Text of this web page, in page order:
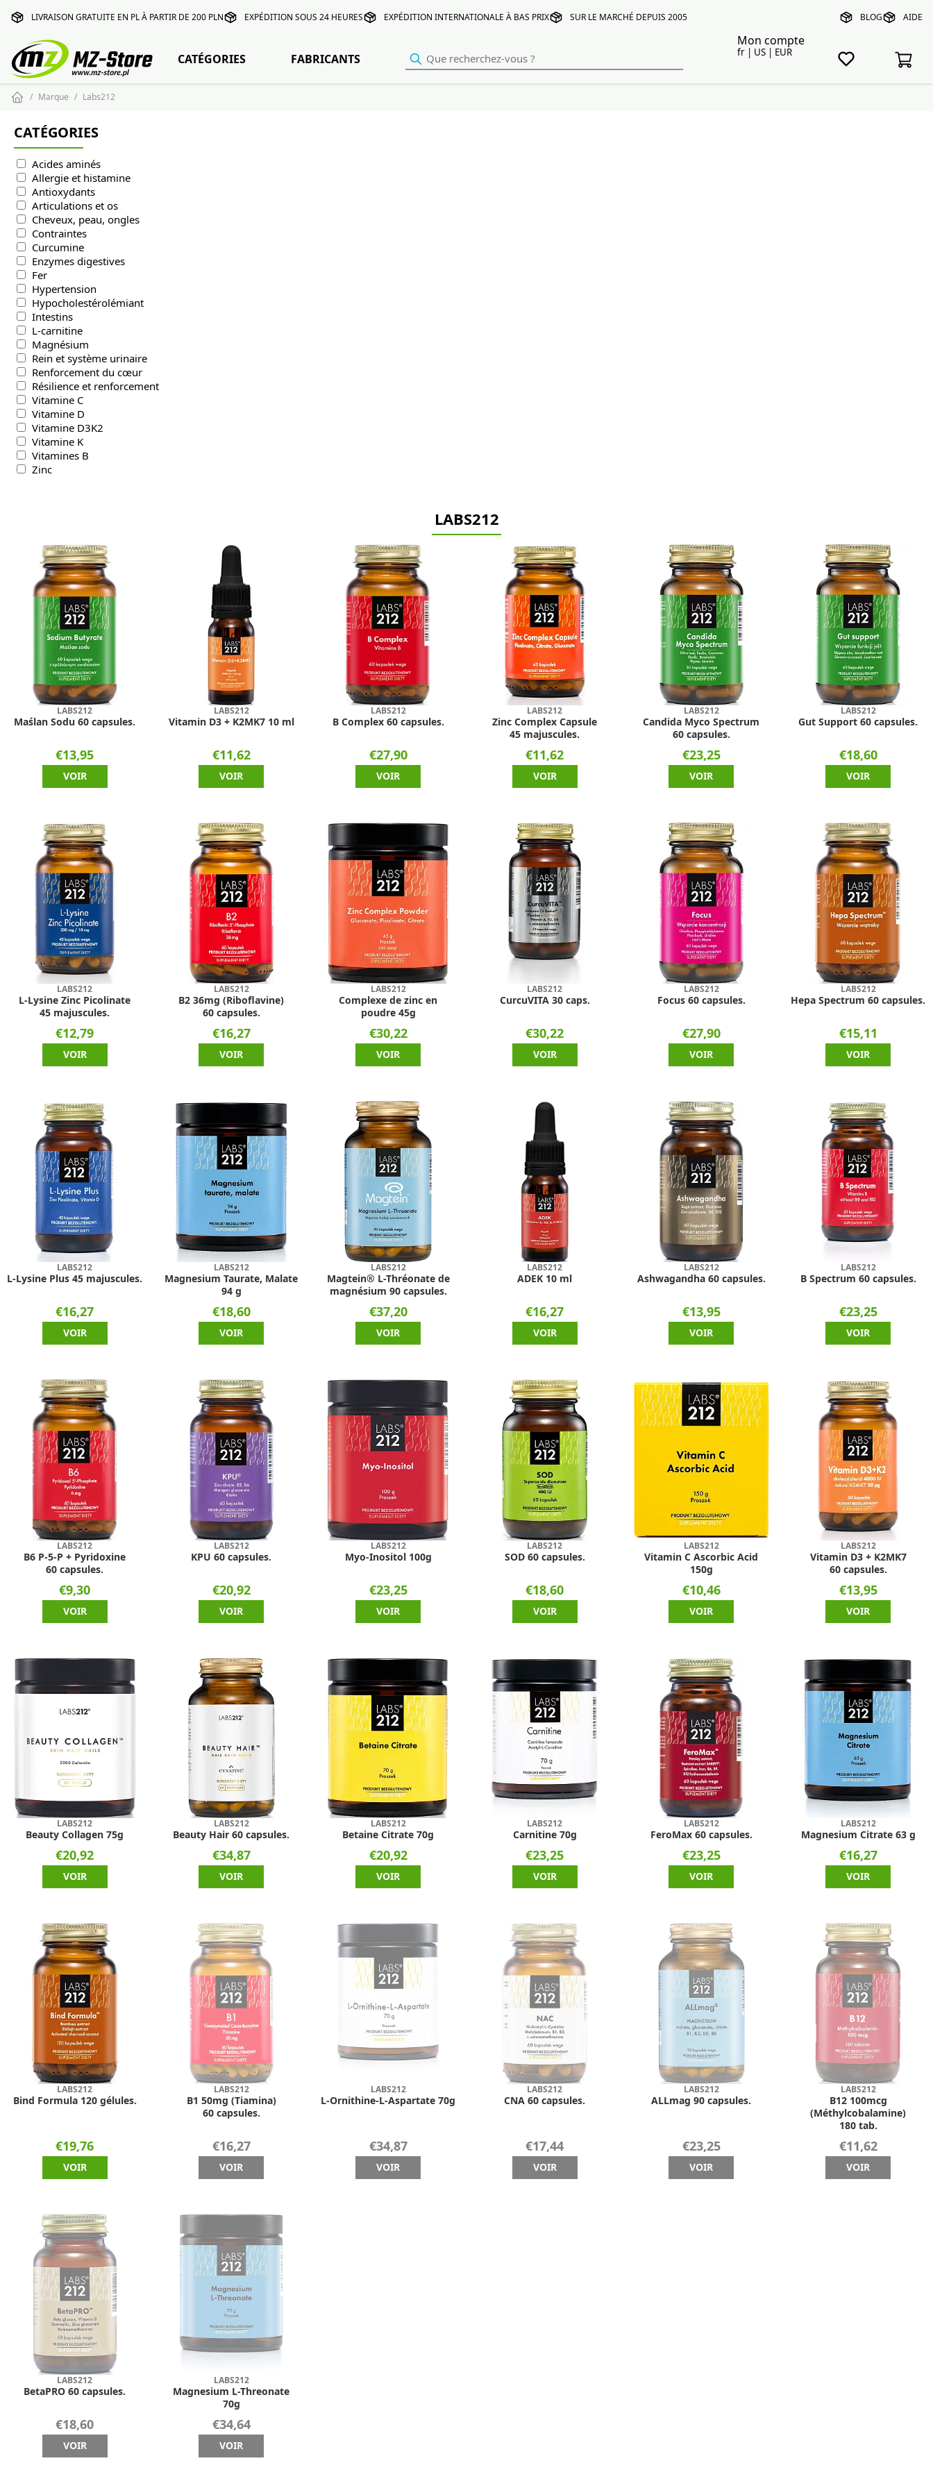
LIVRAISON GRATUITE EN PL À PARTIR DE 200 PLN EXPÉDITION SOUS 24 HEURES EXPÉDITION INTERNATIONALE À BAS PRIX SUR LE MARCHÉ DEPUIS 2005 BLOG AIDE
Mon compte
fr | US | EUR
CATÉGORIES FABRICANTS
Marque Labs212
CATÉGORIES
Acides aminés
Allergie et histamine
Antioxydants
Articulations et os
Cheveux, peau, ongles
Contraintes
Curcumine
Enzymes digestives
Fer
Hypertension
Hypocholestérolémiant
Intestins
L-carnitine
Magnésium
Rein et système urinaire
Renforcement du cœur
Résilience et renforcement
Vitamine C
Vitamine D
Vitamine D3K2
Vitamine K
Vitamines B
Zinc
LABS212
LABS212
Maślan Sodu 60 capsules.
€13,95
VOIR
LABS212
Vitamin D3 + K2MK7 10 ml
€11,62
VOIR
LABS212
B Complex 60 capsules.
€27,90
VOIR
LABS212
Zinc Complex Capsule
45 majuscules.
€11,62
VOIR
LABS212
Candida Myco Spectrum
60 capsules.
€23,25
VOIR
LABS212
Gut Support 60 capsules.
€18,60
VOIR
LABS212
L-Lysine Zinc Picolinate
45 majuscules.
€12,79
VOIR
LABS212
B2 36mg (Riboflavine)
60 capsules.
€16,27
VOIR
LABS212
Complexe de zinc en
poudre 45g
€30,22
VOIR
LABS212
CurcuVITA 30 caps.
€30,22
VOIR
LABS212
Focus 60 capsules.
€27,90
VOIR
LABS212
Hepa Spectrum 60 capsules.
€15,11
VOIR
LABS212
L-Lysine Plus 45 majuscules.
€16,27
VOIR
LABS212
Magnesium Taurate, Malate
94 g
€18,60
VOIR
LABS212
Magtein® L-Thréonate de
magnésium 90 capsules.
€37,20
VOIR
LABS212
ADEK 10 ml
€16,27
VOIR
LABS212
Ashwagandha 60 capsules.
€13,95
VOIR
LABS212
B Spectrum 60 capsules.
€23,25
VOIR
LABS212
B6 P-5-P + Pyridoxine
60 capsules.
€9,30
VOIR
LABS212
KPU 60 capsules.
€20,92
VOIR
LABS212
Myo-Inositol 100g
€23,25
VOIR
LABS212
SOD 60 capsules.
€18,60
VOIR
LABS212
Vitamin C Ascorbic Acid
150g
€10,46
VOIR
LABS212
Vitamin D3 + K2MK7
60 capsules.
€13,95
VOIR
LABS212
Beauty Collagen 75g
€20,92
VOIR
LABS212
Beauty Hair 60 capsules.
€34,87
VOIR
LABS212
Betaine Citrate 70g
€20,92
VOIR
LABS212
Carnitine 70g
€23,25
VOIR
LABS212
FeroMax 60 capsules.
€23,25
VOIR
LABS212
Magnesium Citrate 63 g
€16,27
VOIR
LABS212
Bind Formula 120 gélules.
€19,76
VOIR
LABS212
B1 50mg (Tiamina)
60 capsules.
€16,27
VOIR
LABS212
L-Ornithine-L-Aspartate 70g
€34,87
VOIR
LABS212
CNA 60 capsules.
€17,44
VOIR
LABS212
ALLmag 90 capsules.
€23,25
VOIR
LABS212
B12 100mcg
(Méthylcobalamine)
180 tab.
€11,62
VOIR
LABS212
BetaPRO 60 capsules.
€18,60
VOIR
LABS212
Magnesium L-Threonate
70g
€34,64
VOIR